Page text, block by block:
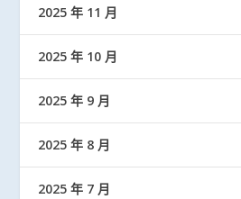
2025 年 11 月
2025 年 10 月
2025 年 9 月
2025 年 8 月
2025 年 7 月